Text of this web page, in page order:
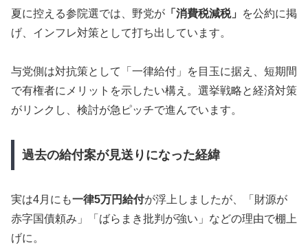
夏に控える参院選では、野党が 「消費税減税」
を公約に掲
げ、インフレ対策として打ち出しています。
与党側は対抗策として「一律給付」を目玉に据え、短期間
で有権者にメリットを示したい構え。選挙戦略と経済対策
がリンクし、検討が急ピッチで進んでいます。
過去の給付案が見送りになった経緯
実は4月にも一律5万円給付が浮上しましたが、「財源が
赤字国債頼み」「ばらまき批判が強い」などの理由で棚上
げに。